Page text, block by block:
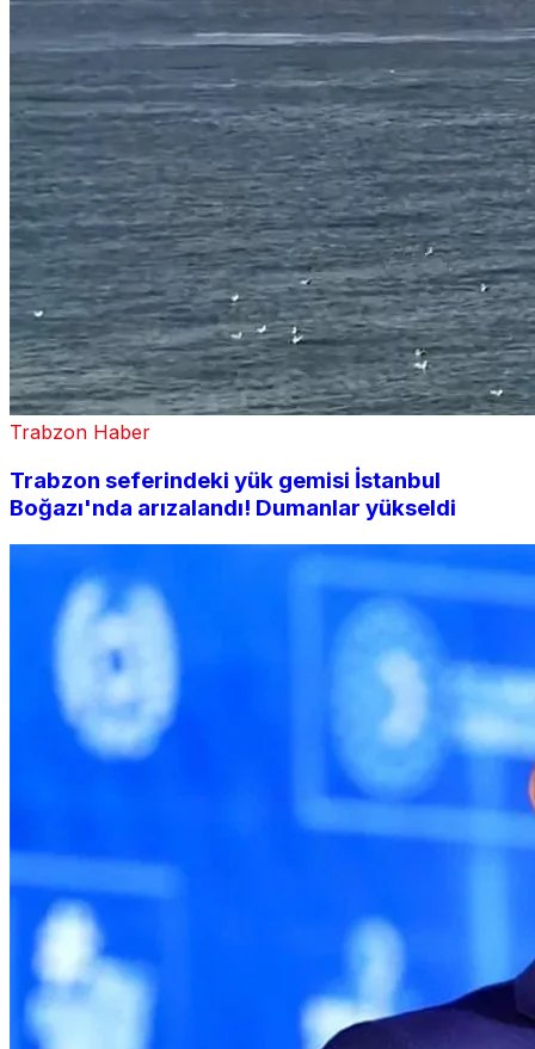
Trabzon Haber
Trabzon seferindeki yük gemisi İstanbul
Boğazı'nda arızalandı! Dumanlar yükseldi